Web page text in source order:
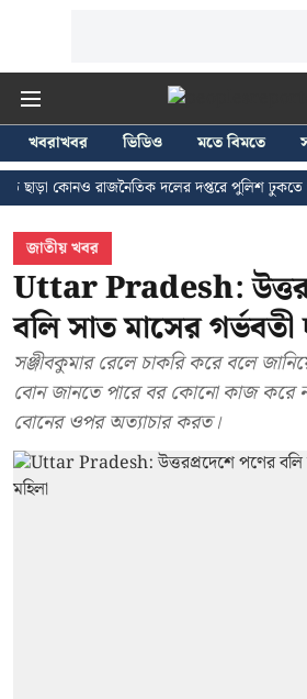
খবরাখবর ভিডিও মতে বিমতে
রাজনৈতিক দলের দপ্তরে পুলিশ ঢুকতে পারে না -
জাতীয় খবর
Uttar Pradesh:
বলি সাত মাসের
সঞ্জীবকুমার রেলে চাকরি করে বলে
বোন জানতে পারে বর কোনো কাজ করে
বোনের ওপর অত্যাচার করত।